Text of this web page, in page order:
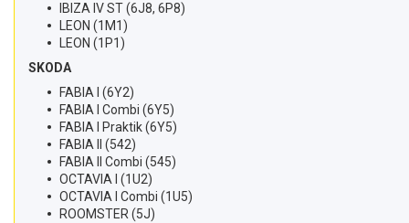
IBIZA IV ST (6J8, 6P8)
LEON (1M1)
LEON (1P1)
SKODA
FABIA I (6Y2)
FABIA I Combi (6Y5)
FABIA I Praktik (6Y5)
FABIA II (542)
FABIA II Combi (545)
OCTAVIA I (1U2)
OCTAVIA I Combi (1U5)
ROOMSTER (5J)